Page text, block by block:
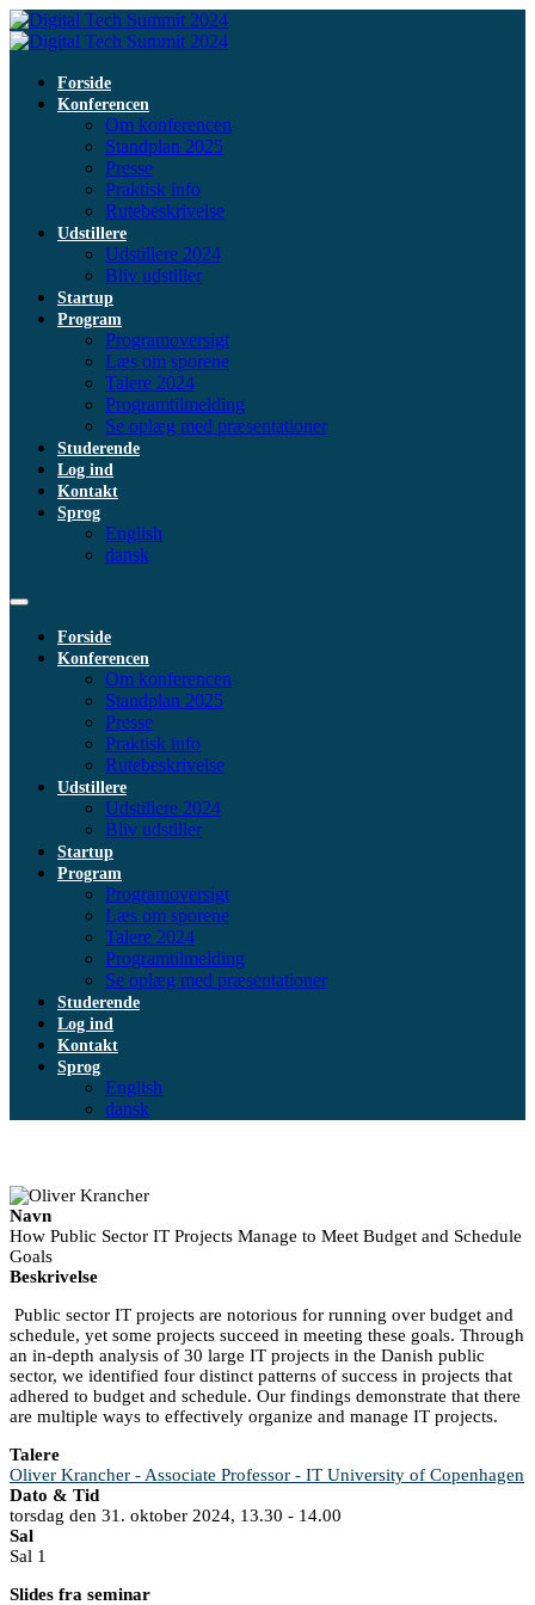
Forside
Konferencen
Om konferencen
Standplan 2025
Presse
Praktisk info
Rutebeskrivelse
Udstillere
Udstillere 2024
Bliv udstiller
Startup
Program
Programoversigt
Læs om sporene
Talere 2024
Programtilmelding
Se oplæg med præsentationer
Studerende
Log ind
Kontakt
Sprog
English
dansk
Forside
Konferencen
Om konferencen
Standplan 2025
Presse
Praktisk info
Rutebeskrivelse
Udstillere
Udstillere 2024
Bliv udstiller
Startup
Program
Programoversigt
Læs om sporene
Talere 2024
Programtilmelding
Se oplæg med præsentationer
Studerende
Log ind
Kontakt
Sprog
English
dansk
Navn
How Public Sector IT Projects Manage to Meet Budget and Schedule
Goals
Beskrivelse
Public sector IT projects are notorious for running over budget and
schedule, yet some projects succeed in meeting these goals. Through
an in-depth analysis of 30 large IT projects in the Danish public
sector, we identified four distinct patterns of success in projects that
adhered to budget and schedule. Our findings demonstrate that there
are multiple ways to effectively organize and manage IT projects.
Talere
Oliver Krancher - Associate Professor - IT University of Copenhagen
Dato & Tid
torsdag den 31. oktober 2024, 13.30 - 14.00
Sal
Sal 1
Slides fra seminar